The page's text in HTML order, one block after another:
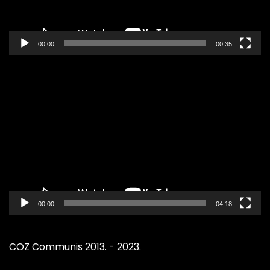
00:00 00:35
00:00 04:18
COZ Communis 2013. - 2023.